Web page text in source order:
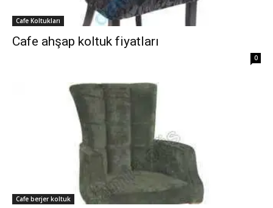
Cafe Koltukları
Cafe ahşap koltuk fiyatları
0
Cafe berjer koltuk